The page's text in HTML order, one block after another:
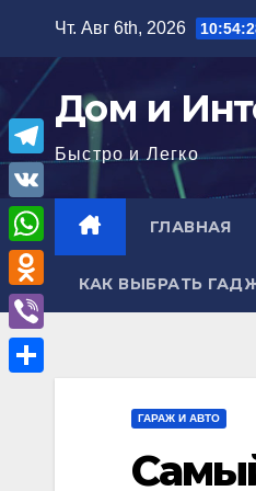
содержимому
Чт. Авг 6th, 2026
Дом и
Быстро и Легко
ГЛАВНАЯ
КАК ВЫБРАТЬ
ГАРАЖ И АВТО
T
e
l
e
g
r
V
K
W
h
a
O
d
n
V